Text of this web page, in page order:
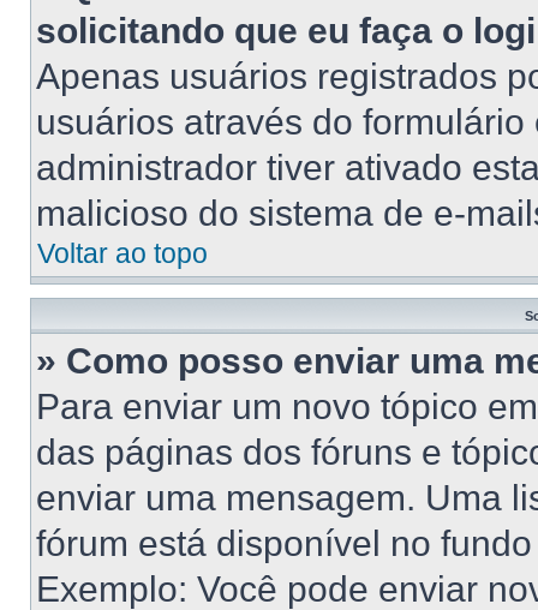
solicitando que eu faça o
Apenas usuários registrados
usuários através do
administrador tiver ativado
malicioso do sistema de e-
Voltar ao topo
» Como posso enviar uma
Para enviar um novo tópico
das páginas dos fóruns e
enviar uma mensagem. Uma
fórum está disponível no
Exemplo: Você pode enviar